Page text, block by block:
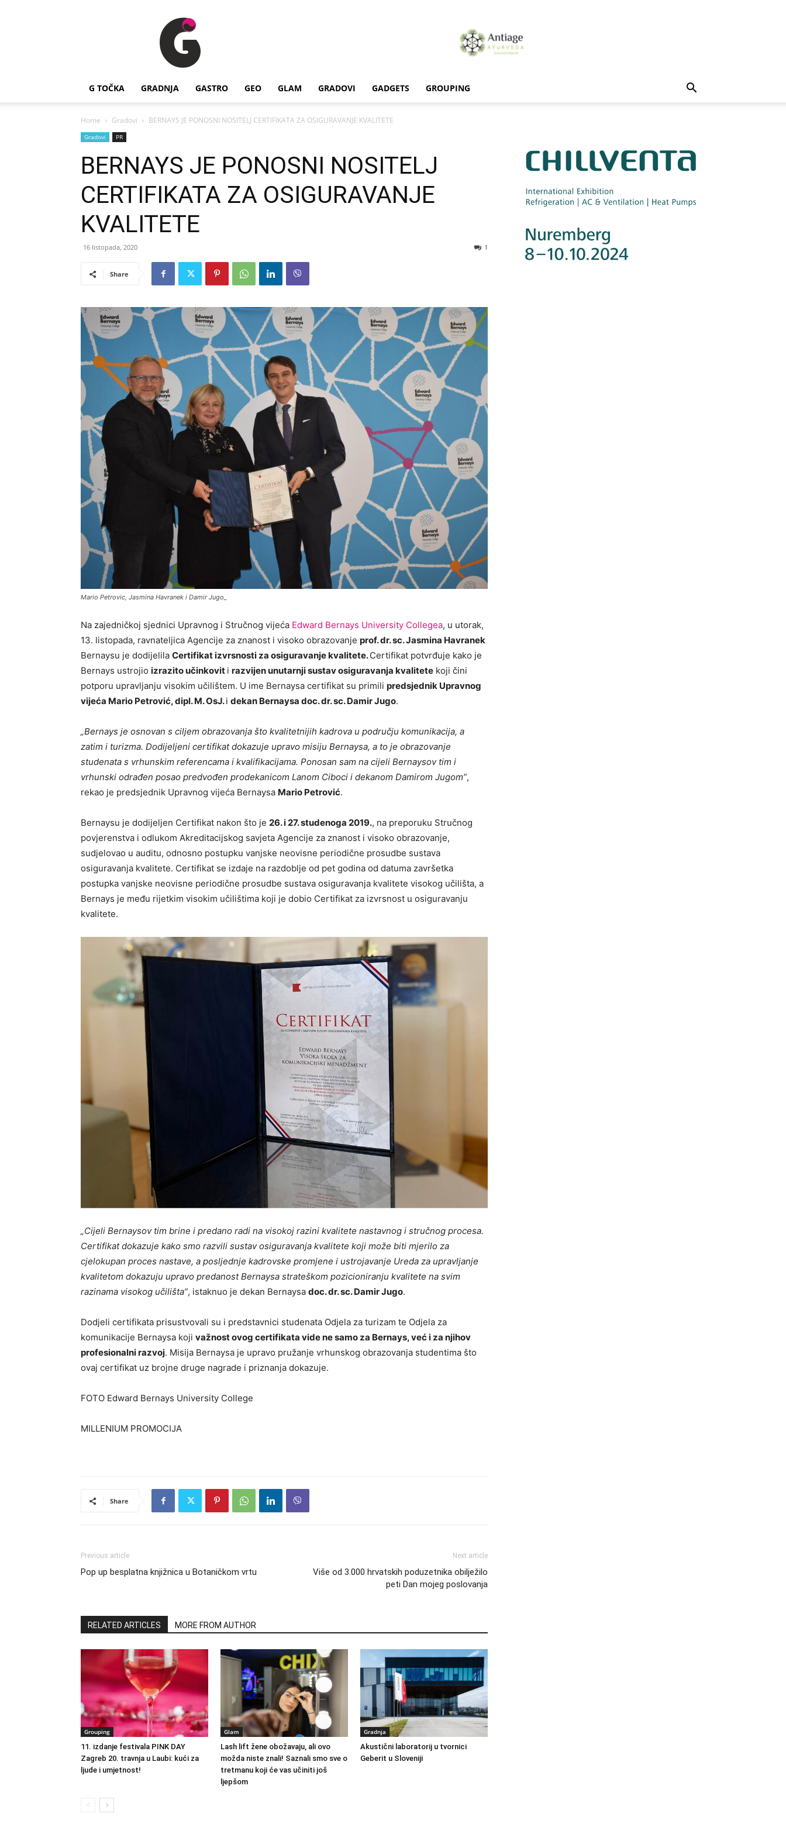
G
Točka
G TOČKA GRADNJA GASTRO GEO GLAM GRADOVI GADGETS GROUPING
Home Gradovi BERNAYS JE PONOSNI NOSITELJ CERTIFIKATA ZA OSIGURAVANJE KVALITETE
Gradovi PR
BERNAYS JE PONOSNI NOSITELJ
CERTIFIKATA ZA OSIGURAVANJE
KVALITETE
16 listopada, 2020 1
Share
Mario Petrovic, Jasmina Havranek i Damir Jugo_
Na zajedničkoj sjednici Upravnog i Stručnog vijeća Edward Bernays University Collegea, u utorak,
13. listopada, ravnateljica Agencije za znanost i visoko obrazovanje prof. dr. sc. Jasmina Havranek
Bernaysu je dodijelila Certifikat izvrsnosti za osiguravanje kvalitete.Certifikat potvrđuje kako je
Bernays ustrojio izrazito učinkovit i razvijen unutarnji sustav osiguravanja kvalitete koji čini
potporu upravljanju visokim učilištem. U ime Bernaysa certifikat su primili predsjednik Upravnog
vijeća Mario Petrović, dipl. M. OsJ.i dekan Bernaysa doc. dr. sc. Damir Jugo.
„Bernays je osnovan s ciljem obrazovanja što kvalitetnijih kadrova u području komunikacija, a
zatim i turizma. Dodijeljeni certifikat dokazuje upravo misiju Bernaysa, a to je obrazovanje
studenata s vrhunskim referencama i kvalifikacijama. Ponosan sam na cijeli Bernaysov tim i
vrhunski odrađen posao predvođen prodekanicom Lanom Ciboci i dekanom Damirom Jugom”,
rekao je predsjednik Upravnog vijeća Bernaysa Mario Petrović.
Bernaysu je dodijeljen Certifikat nakon što je 26. i 27. studenoga 2019., na preporuku Stručnog
povjerenstva i odlukom Akreditacijskog savjeta Agencije za znanost i visoko obrazovanje,
sudjelovao u auditu, odnosno postupku vanjske neovisne periodične prosudbe sustava
osiguravanja kvalitete. Certifikat se izdaje na razdoblje od pet godina od datuma završetka
postupka vanjske neovisne periodične prosudbe sustava osiguravanja kvalitete visokog učilišta, a
Bernays je među rijetkim visokim učilištima koji je dobio Certifikat za izvrsnost u osiguravanju
kvalitete.
„Cijeli Bernaysov tim brine i predano radi na visokoj razini kvalitete nastavnog i stručnog procesa.
Certifikat dokazuje kako smo razvili sustav osiguravanja kvalitete koji može biti mjerilo za
cjelokupan proces nastave, a posljednje kadrovske promjene i ustrojavanje Ureda za upravljanje
kvalitetom dokazuju upravo predanost Bernaysa strateškom pozicioniranju kvalitete na svim
razinama visokog učilišta”, istaknuo je dekan Bernaysa doc. dr. sc. Damir Jugo.
Dodjeli certifikata prisustvovali su i predstavnici studenata Odjela za turizam te Odjela za
komunikacije Bernaysa koji važnost ovog certifikata vide ne samo za Bernays, već i za njihov
profesionalni razvoj. Misija Bernaysa je upravo pružanje vrhunskog obrazovanja studentima što
ovaj certifikat uz brojne druge nagrade i priznanja dokazuje.
FOTO Edward Bernays University College
MILLENIUM PROMOCIJA
Share
Previous article
Pop up besplatna knjižnica u Botaničkom vrtu
Next article
Više od 3.000 hrvatskih poduzetnika obilježilo
peti Dan mojeg poslovanja
RELATED ARTICLES MORE FROM AUTHOR
Grouping
11. izdanje festivala PINK DAY
Zagreb 20. travnja u Laubi: kući za
ljude i umjetnost!
Glam
Lash lift žene obožavaju, ali ovo
možda niste znali! Saznali smo sve o
tretmanu koji će vas učiniti još
ljepšom
Gradnja
Akustični laboratorij u tvornici
Geberit u Sloveniji